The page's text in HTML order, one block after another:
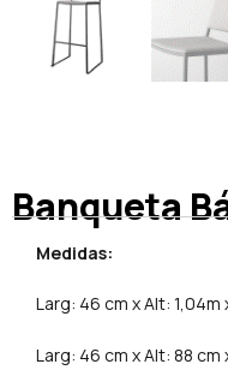
Banqueta
Medidas:
Larg: 46 cm x Alt:
Larg: 46 cm x Alt: 88